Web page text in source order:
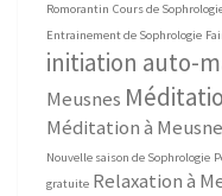
Romorantin Cours de
Entrainement de Sophrologie
initiation auto-
Meusnes
Méditation à
Nouvelle saison de Sophrologie
gratuite Relaxation à